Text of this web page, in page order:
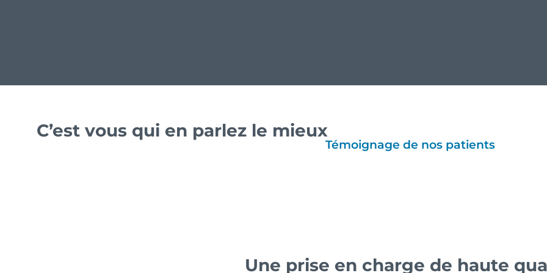
C’est vous qui en parlez le mieux
Témoignage de nos patients
Une prise en charge de haute